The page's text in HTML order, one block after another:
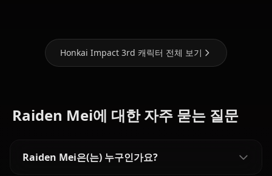
Honkai Impact 3rd 캐릭터 전체 보기
Raiden Mei에 대한 자주 묻는 질문
Raiden Mei은(는) 누구인가요?